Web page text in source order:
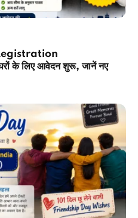
के लिए आवेदन शुरू, जानें नए